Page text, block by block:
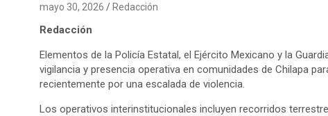
mayo 30, 2026 Redacción
Redacción
Elementos de la Policía Estatal, el Ejército Mexicano y la
vigilancia y presencia operativa en comunidades de Chilapa
recientemente por una escalada de violencia.
Los operativos interinstitucionales incluyen recorridos